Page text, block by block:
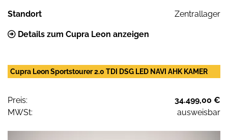
Standort Zentrallager
Details zum Cupra Leon anzeigen
Cupra Leon Sportstourer 2.0 TDI DSG LED NAVI AHK KAMER
Preis:
34.499,00 €
MWSt:
ausweisbar